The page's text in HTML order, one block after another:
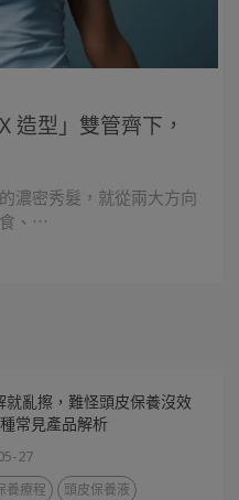
造型」雙管齊下，
濃密秀髮，就從兩大方向
、⋯
就亂擦，難怪頭皮保養沒效
常見產品解析
27
養療程
頭皮保養液